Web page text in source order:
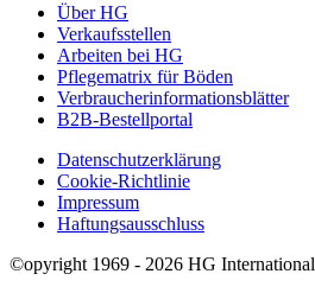
Über HG
Verkaufsstellen
Arbeiten bei HG
Pflegematrix für Böden
Verbraucherinformationsblätter
B2B-Bestellportal
Datenschutzerklärung
Cookie-Richtlinie
Impressum
Haftungsausschluss
©opyright 1969 - 2026 HG International